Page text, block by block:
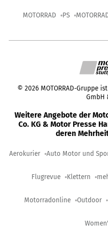
MOTORRAD PS
© 2026 MOTORRAD-Gruppe
GmbH
Weitere Angebote der
Co. KG & Motor Presse
deren
Aerokurier Auto Motor und
Flugrevue Klettern
Motorradonline Outdoor